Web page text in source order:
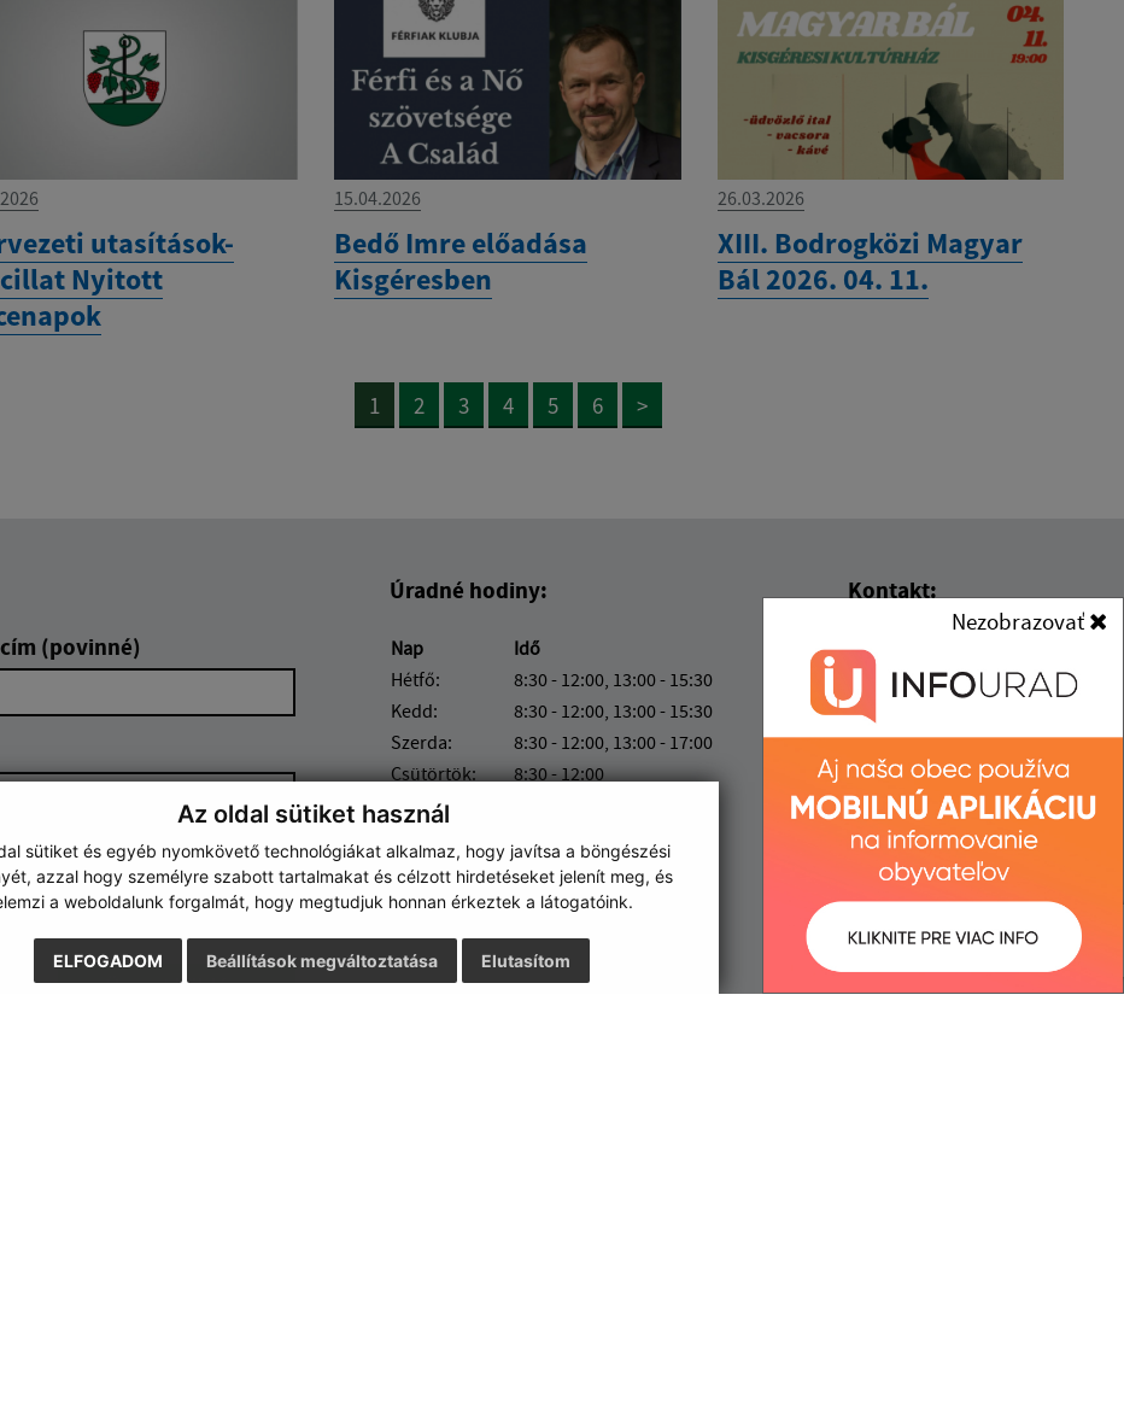
Az oldal sütiket használ
sütiket és egyéb nyomkövető technológiákat alkalmaz, hogy javítsa a böngészési
azzal hogy személyre szabott tartalmakat és célzott hirdetéseket jelenít meg, és
a weboldalunk forgalmát, hogy megtudjuk honnan érkeztek a látogatóink.
ELFOGADOM Elutasítom
Beállítások megváltoztatása
utasítások-
Nyitott
15.04.2026
Bedő Imre előadása
Kisgéresben
26.03.2026
XIII. Bodrogközi Magyar
Bál 2026. 04. 11.
1 2 3 4 5 6 >
(povinné)
Google reCaptcha Response
Üzenet küldése
Úradné hodiny:
Nap
Idő
Hétfő:
8:30 - 12:00, 13:00 - 15:30
Kedd:
8:30 - 12:00, 13:00 - 15:30
Szerda:
8:30 - 12:00, 13:00 - 17:00
Csütörtök:
8:30 - 12:00
Péntek:
Kontakt:
Obec (Kisgéres)
Obecný úrad (Kisgéres)
Družstevná 233
076 52 Malý Horeš
info@malyhores.sk
+421 56 628 53 70
IČO: 00331724
Nezobrazovať